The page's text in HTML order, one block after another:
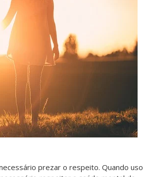
prezar o respeito. Quando uso